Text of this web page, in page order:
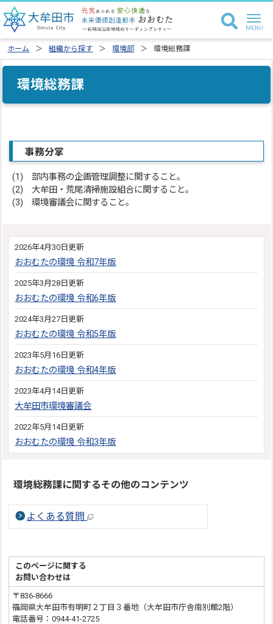
ホーム 組織から探す 環境部 環境総務課
環境総務課
事務分掌
(1) 部内事務の企画管理調整に関すること。
(2) 大牟田・荒尾清掃施設組合に関すること。
(3) 環境審議会に関すること。
2026年4月30日更新
おおむたの環境 令和7年版
2025年3月28日更新
おおむたの環境 令和6年版
2024年3月27日更新
おおむたの環境 令和5年版
2023年5月16日更新
おおむたの環境 令和4年版
2023年4月14日更新
大牟田市環境審議会
2022年5月14日更新
おおむたの環境 令和3年版
環境総務課に関するその他のコンテンツ
よくある質問
このページに関する
お問い合わせは
〒836-8666
福岡県大牟田市有明町２丁目３番地（大牟田市庁舎南別館2階）
電話番号：0944-41-2725